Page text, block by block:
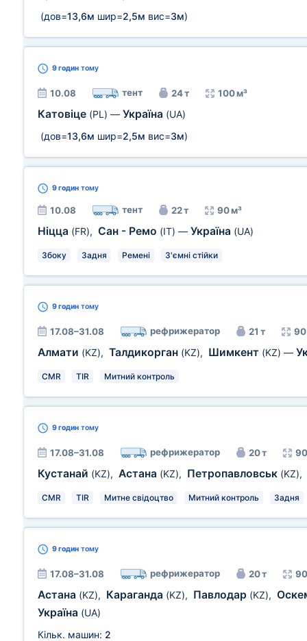
(дов=13,6м шир=2,5м вис=3м)
9 годин тому
10.08 тент 24 т 100 м³
Катовіце (PL) — Україна (UA)
(дов=13,6м шир=2,5м вис=3м)
9 годин тому
10.08 тент 22 т 90 м³
Ніцца (FR), Сан - Ремо (IT) — Україна (UA)
Збоку Задня Ремені З'ємні стійки
9 годин тому
17.08–31.08 рефрижератор 21 т 90
Алмати (KZ), Талдикорган (KZ), Шимкент (KZ) —
CMR TIR Митний контроль
9 годин тому
17.08–31.08 рефрижератор 20 т
Кустанай (KZ), Астана (KZ), Петропавловськ (KZ),
CMR TIR Митне свідоцтво Митний контроль Задня
9 годин тому
17.08–31.08 рефрижератор 20 т
Астана (KZ), Караганда (KZ), Павлодар (KZ),
Україна (UA)
Кільк. машин: 2